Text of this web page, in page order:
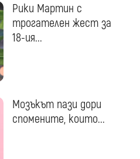
Рики Мартин с
трогателен жест за
18-ия...
Мозъкът пази дори
спомените, които...